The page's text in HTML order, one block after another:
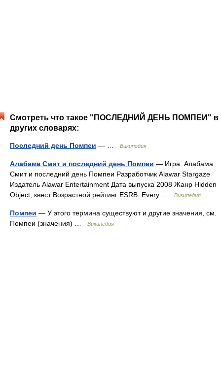
Смотреть что такое "ПОСЛЕДНИЙ ДЕНЬ ПОМПЕИ" в
других словарях:
Последний день Помпеи — … Википедия
Алабама Смит и последний день Помпеи — Игра: Алабама
Смит и последний день Помпеи Разработчик Alawar Stargaze
Издатель Alawar Entertainment Дата выпуска 2008 Жанр Hidden
Object, квест Возрастной рейтинг ESRB: Every …
Википедия
Помпеи — У этого термина существуют и другие значения, см.
Помпеи (значения) …
Википедия